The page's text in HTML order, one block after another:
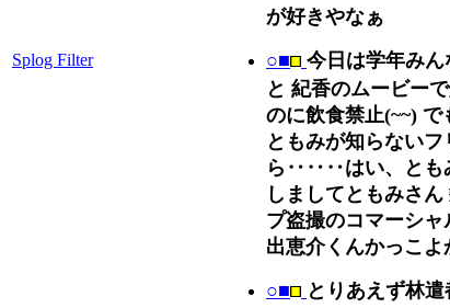
Splog Filter
が好きやなぁ
○■ 今日は学年み
と 紀香のムービー
のに飲食禁止(~~)
ともみが知らない
ら‥‥‥はい、とも
しましてともみさ
プ盗撮のコマーシ
出恵介くんかっこ
○■ とりあえず林